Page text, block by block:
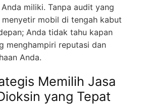
miliki. Tanpa audit yang
mobil di tengah kabut
Anda tidak tahu kapan
menghampiri reputasi dan
Anda.
Memilih Jasa
yang Tepat